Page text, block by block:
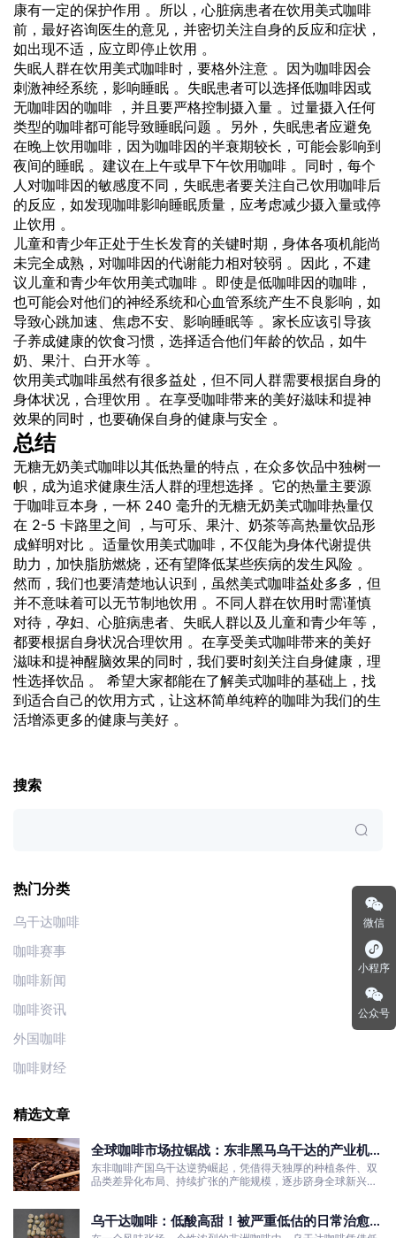
康有一定的保护作用 。所以，心脏病患者在饮用美式咖啡
前，最好咨询医生的意见，并密切关注自身的反应和症状，
如出现不适，应立即停止饮用 。
失眠人群在饮用美式咖啡时，要格外注意 。因为咖啡因会
刺激神经系统，影响睡眠 。失眠患者可以选择低咖啡因或
无咖啡因的咖啡 ，并且要严格控制摄入量 。过量摄入任何
类型的咖啡都可能导致睡眠问题 。另外，失眠患者应避免
在晚上饮用咖啡，因为咖啡因的半衰期较长，可能会影响到
夜间的睡眠 。建议在上午或早下午饮用咖啡 。同时，每个
人对咖啡因的敏感度不同，失眠患者要关注自己饮用咖啡后
的反应，如发现咖啡影响睡眠质量，应考虑减少摄入量或停
止饮用 。
儿童和青少年正处于生长发育的关键时期，身体各项机能尚
未完全成熟，对咖啡因的代谢能力相对较弱 。因此，不建
议儿童和青少年饮用美式咖啡 。即使是低咖啡因的咖啡，
也可能会对他们的神经系统和心血管系统产生不良影响，如
导致心跳加速、焦虑不安、影响睡眠等 。家长应该引导孩
子养成健康的饮食习惯，选择适合他们年龄的饮品，如牛
奶、果汁、白开水等 。
饮用美式咖啡虽然有很多益处，但不同人群需要根据自身的
身体状况，合理饮用 。在享受咖啡带来的美好滋味和提神
效果的同时，也要确保自身的健康与安全 。
总结
无糖无奶美式咖啡以其低热量的特点，在众多饮品中独树一
帜，成为追求健康生活人群的理想选择 。它的热量主要源
于咖啡豆本身，一杯 240 毫升的无糖无奶美式咖啡热量仅
在 2-5 卡路里之间 ，与可乐、果汁、奶茶等高热量饮品形
成鲜明对比 。适量饮用美式咖啡，不仅能为身体代谢提供
助力，加快脂肪燃烧，还有望降低某些疾病的发生风险 。
然而，我们也要清楚地认识到，虽然美式咖啡益处多多，但
并不意味着可以无节制地饮用 。不同人群在饮用时需谨慎
对待，孕妇、心脏病患者、失眠人群以及儿童和青少年等，
都要根据自身状况合理饮用 。在享受美式咖啡带来的美好
滋味和提神醒脑效果的同时，我们要时刻关注自身健康，理
性选择饮品 。 希望大家都能在了解美式咖啡的基础上，找
到适合自己的饮用方式，让这杯简单纯粹的咖啡为我们的生
活增添更多的健康与美好 。
搜索
热门分类
乌干达咖啡
咖啡赛事
咖啡新闻
咖啡资讯
外国咖啡
咖啡财经
精选文章
全球咖啡市场拉锯战：东非黑马乌干达的产业机遇
与发展真相
东非咖啡产国乌干达逆势崛起，凭借得天独厚的种植条件、双
品类差异化布局、持续扩张的产能规模，逐步跻身全球新兴咖
乌干达咖啡：低酸高甜！被严重低估的日常治愈口
微信
小程序
公众号